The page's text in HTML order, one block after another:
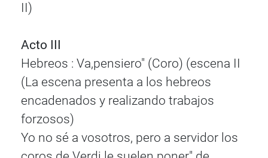
II)
Acto III
Hebreos : Va,pensiero" (Coro) (escena II
(La escena presenta a los hebreos
encadenados y realizando trabajos
forzosos)
Yo no sé a vosotros, pero a servidor los